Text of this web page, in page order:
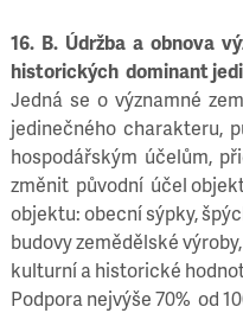
16. B. Údržba a obnova
historických dominant
Jedná se o významné
jedinečného charakteru,
hospodářským účelům,
změnit původní účel
objektu: obecní sýpky,
budovy zemědělské
kulturní a historické
Podpora nejvýše 70% od